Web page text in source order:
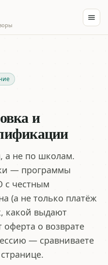
и
а не по школам.
— программы
с честным
(а не только платёж
какой выдают
оферта о возврате
— сравниваете